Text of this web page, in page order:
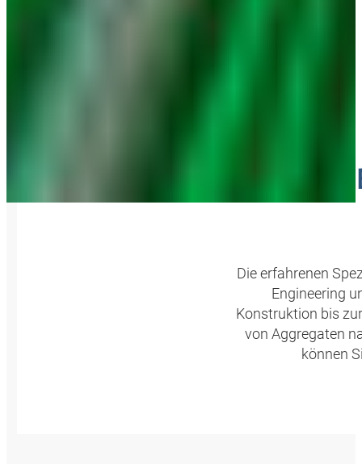
Die erfahrenen
Engineering
Konstruktion bis
von Aggregaten
können